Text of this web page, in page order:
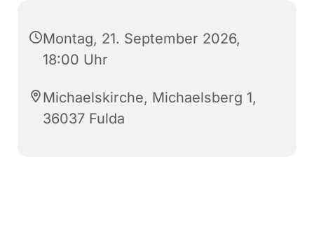
Montag, 21. September 2026,
18:00 Uhr
Michaelskirche, Michaelsberg 1,
36037 Fulda